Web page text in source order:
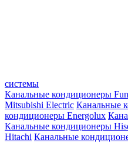
системы
Канальные кондиционеры
Mitsubishi Electric Канальные
кондиционеры Energolux
Канальные кондиционеры
Hitachi Канальные